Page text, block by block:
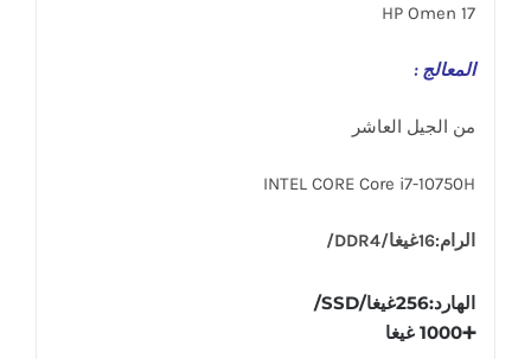
HP Omen 17
المعالج :
من الجيل العاشر
INTEL CORE Core i7-10750H
الرام:16غيغا/DDR4/
الهارد:256غيغا/SSD/
➕1000 غيغا